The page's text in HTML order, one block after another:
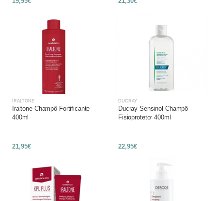
IRALTONE
Iraltone Champô Fortificante
400ml
21,95€
DUCRAY
Ducray Sensinol Champô
Fisioprotetor 400ml
22,95€